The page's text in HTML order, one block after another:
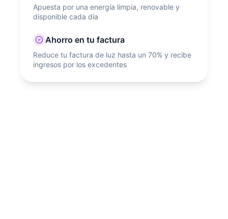
Apuesta por una energía limpia, renovable y
disponible cada día
Ahorro en tu factura
Reduce tu factura de luz hasta un 70% y recibe
ingresos por los excedentes